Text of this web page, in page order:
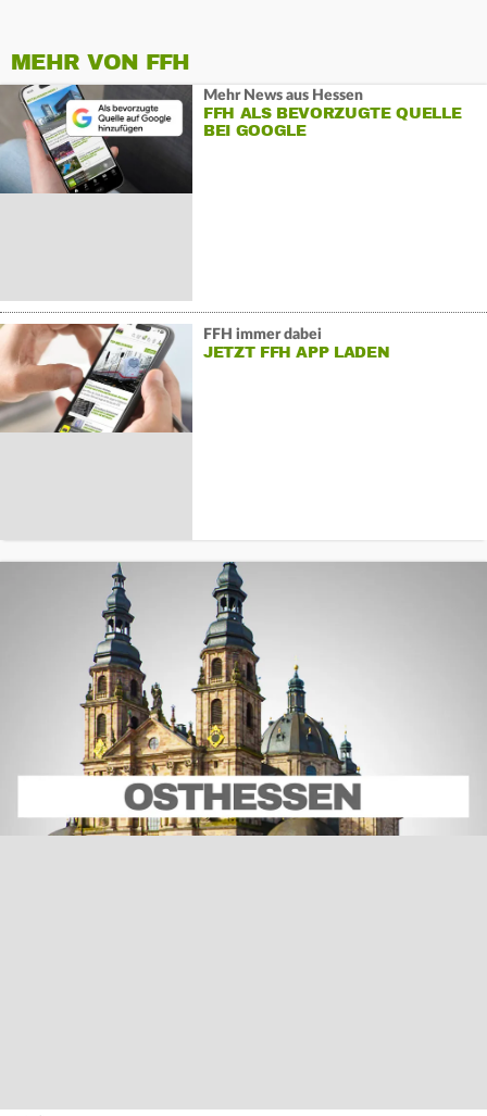
MEHR VON FFH
Mehr News aus Hessen
FFH ALS BEVORZUGTE QUELLE
BEI GOOGLE
FFH immer dabei
JETZT FFH APP LADEN